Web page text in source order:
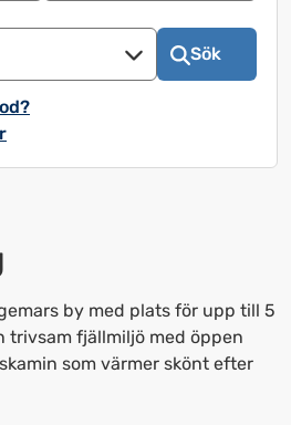
välja
frågetecknet
för
att
Sök
by med plats för upp till 5
trivsam fjällmiljö med öppen
som värmer skönt efter